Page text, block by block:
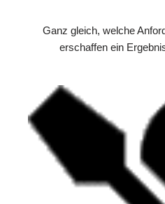
Ganz gleich, welche
erschaffen ein